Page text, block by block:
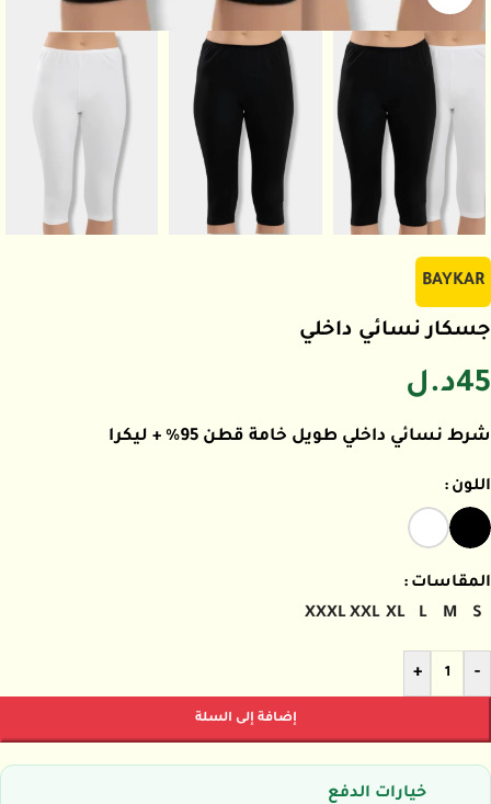
BAYKAR
جسكار نسائي داخلي
45د.ل
شرط نسائي داخلي طويل خامة قطن 95% + ليكرا
اللون
المقاسات
S
M
L
XL
XXL
XXXL
-
+
إضافة إلى السلة
خيارات الدفع